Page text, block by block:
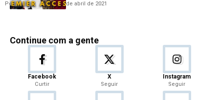
PorGuilherme Almeida9 de abril de 2021
Continue com a gente
Facebook
Curtir
X
Seguir
Instagram
Seguir